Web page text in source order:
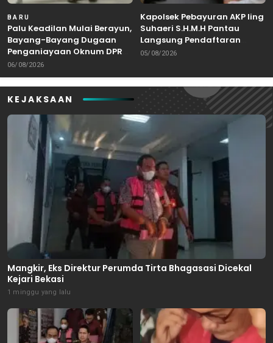
BARU
Palu Keadilan Mulai Berayun,
Bayang-Bayang Dugaan
Penganiayaan Oknum DPRD
Bekasi Masuk Meja Hijau
06/08/2026
Kapolsek Pebayuran AKP Iing
Suhaeri S.H.M.H Pantau
Langsung Pendaftaran
Bakal Calon Kepala Desa di
05/08/2026
KEJAKSAAN
Mangkir, Eks Direktur Perumda Tirta Bhagasasi Dicekal
Kejari Bekasi
1 minggu yang lalu